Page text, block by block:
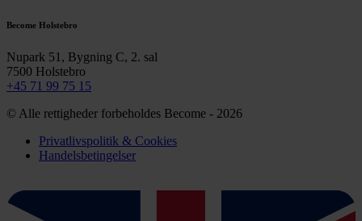
Become Holstebro
Nupark 51, Bygning C, 2. sal
7500 Holstebro
+45 71 99 75 15
© Alle rettigheder forbeholdes Become - 2026
Privatlivspolitik & Cookies
Handelsbetingelser